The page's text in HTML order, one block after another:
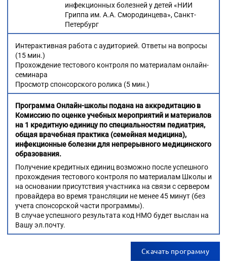
инфекционных болезней у детей «НИИ
Гриппа им. А.А. Смородинцева», Санкт-
Петербург
Интерактивная работа с аудиторией. Ответы на вопросы
(15 мин.)
Прохождение тестового контроля по материалам онлайн-
семинара
Просмотр спонсорского ролика (5 мин.)
Программа Онлайн-школы подана на аккредитацию в
Комиссию по оценке учебных мероприятий и материалов
на 1 кредитную единицу по специальностям педиатрия,
общая врачебная практика (семейная медицина),
инфекционные болезни для непрерывного медицинского
образования.
Получение кредитных единиц возможно после успешного
прохождения тестового контроля по материалам Школы и
на основании присутствия участника на связи с сервером
провайдера во время трансляции не менее 45 минут (без
учета спонсорской части программы).
В случае успешного результата код НМО будет выслан на
Вашу эл.почту.
Скачать программу